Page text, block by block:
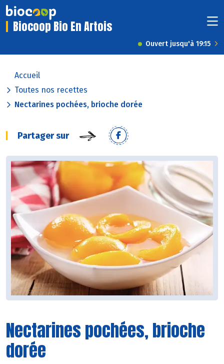
Biocoop Bio En Artois
Ouvert jusqu'à 19:15
Accueil
Toutes nos recettes
Nectarines pochées, brioche dorée
Partager sur
Nectarines pochées, brioche
dorée